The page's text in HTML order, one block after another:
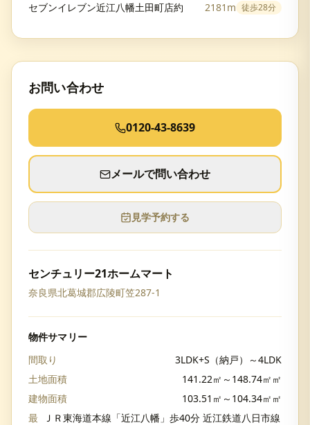
セブンイレブン近江八幡土田町店約 2181m 徒歩28分
お問い合わせ
0120-43-8639
メールで問い合わせ
見学予約する
センチュリー21ホームマート
奈良県北葛城郡広陵町笠287-1
物件サマリー
間取り
3LDK+S（納戸）～4LDK
土地面積
141.22㎡～148.74㎡㎡
建物面積
103.51㎡～104.34㎡㎡
最
ＪＲ東海道本線「近江八幡」歩40分 近江鉄道八日市線